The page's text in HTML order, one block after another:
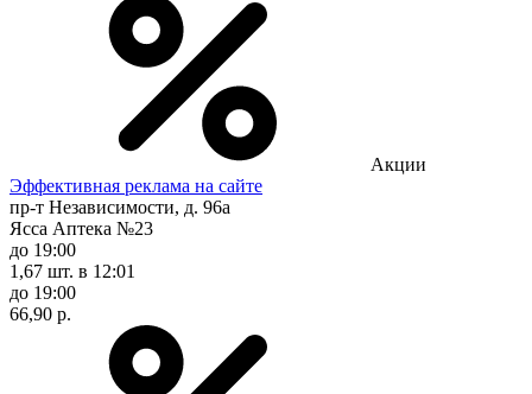
Акции
Эффективная реклама на сайте
пр-т Независимости, д. 96а
Ясса Аптека №23
до 19:00
1,67 шт. в 12:01
до 19:00
66,90 р.